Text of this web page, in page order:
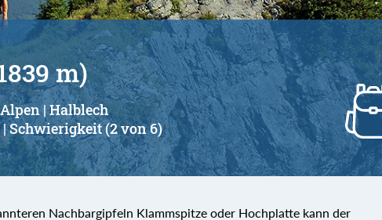
m)
| Halblech
| Schwierigkeit (2 von 6)
Nachbargipfeln Klammspitze oder Hochplatte kann der